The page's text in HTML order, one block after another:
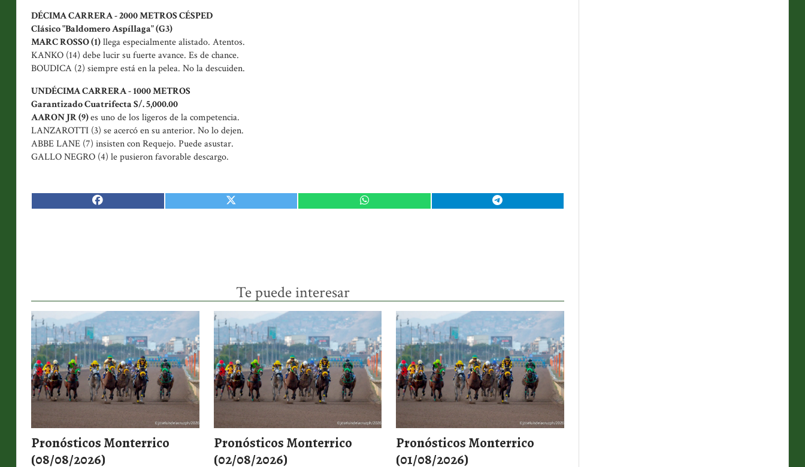
DÉCIMA CARRERA - 2000 METROS CÉSPED
Clásico "Baldomero Aspíllaga" (G3)
MARC ROSSO (1)llega especialmente alistado. Atentos.
KANKO (14) debe lucir su fuerte avance. Es de chance.
BOUDICA (2) siempre está en la pelea. No la descuiden.
UNDÉCIMA CARRERA - 1000 METROS
Garantizado Cuatrifecta S/. 5,000.00
AARON JR (9)es uno de los ligeros de la competencia.
LANZAROTTI (3) se acercó en su anterior. No lo dejen.
ABBE LANE (7) insisten con Requejo. Puede asustar.
GALLO NEGRO (4) le pusieron favorable descargo.
Te puede interesar
Pronósticos Monterrico
(08/08/2026)
Pronósticos Monterrico
(02/08/2026)
Pronósticos Monterrico
(01/08/2026)